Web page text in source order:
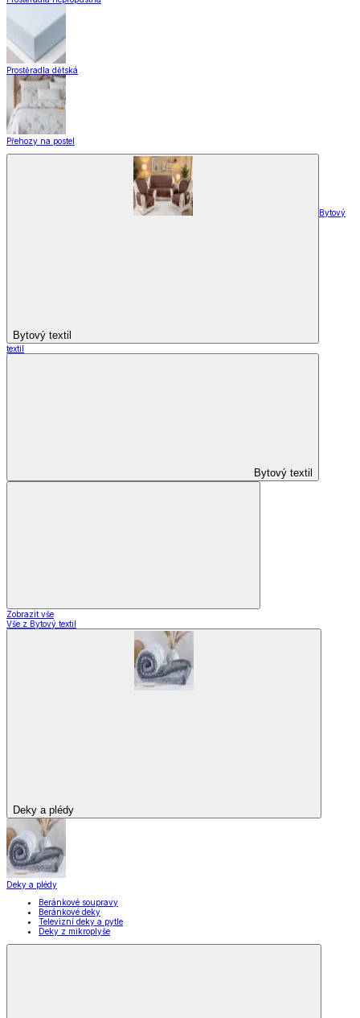
Prostěradla dětská
Přehozy na postel
Bytový textil
Bytový
textil
Bytový textil
Zobrazit vše
Vše z Bytový textil
Deky a plédy
Deky a plédy
Beránkové soupravy
Beránkové deky
Televizní deky a pytle
Deky z mikroplyše